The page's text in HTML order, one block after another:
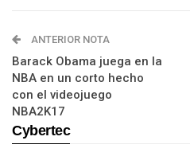
ANTERIOR NOTA
Barack Obama juega en la
NBA en un corto hecho
con el videojuego
NBA2K17
Cybertec